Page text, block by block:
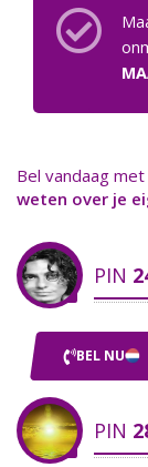
Bel vandaag
weten over je
PIN
BEL NU
PIN